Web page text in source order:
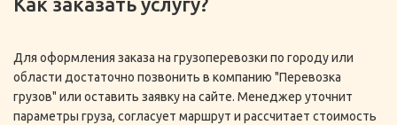
Для оформления заказа на грузоперевозки по городу или
области достаточно позвонить в компанию "Перевозка
грузов" или оставить заявку на сайте. Менеджер уточнит
параметры груза, согласует маршрут и рассчитает стоимость